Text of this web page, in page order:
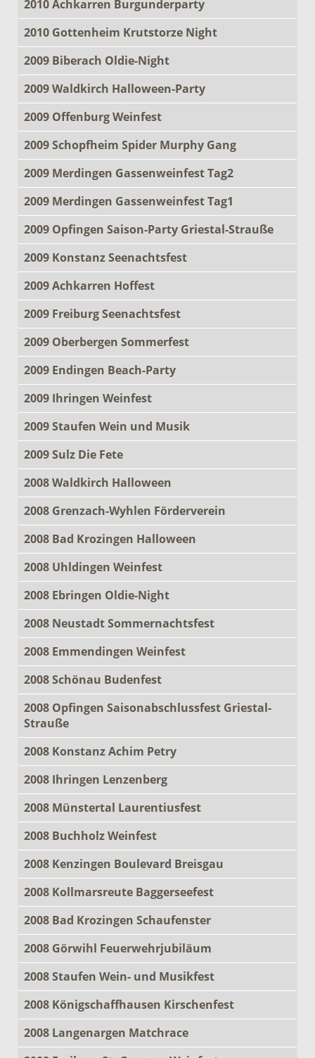
2010 Achkarren Burgunderparty
2010 Gottenheim Krutstorze Night
2009 Biberach Oldie-Night
2009 Waldkirch Halloween-Party
2009 Offenburg Weinfest
2009 Schopfheim Spider Murphy Gang
2009 Merdingen Gassenweinfest Tag2
2009 Merdingen Gassenweinfest Tag1
2009 Opfingen Saison-Party Griestal-Strauße
2009 Konstanz Seenachtsfest
2009 Achkarren Hoffest
2009 Freiburg Seenachtsfest
2009 Oberbergen Sommerfest
2009 Endingen Beach-Party
2009 Ihringen Weinfest
2009 Staufen Wein und Musik
2009 Sulz Die Fete
2008 Waldkirch Halloween
2008 Grenzach-Wyhlen Förderverein
2008 Bad Krozingen Halloween
2008 Uhldingen Weinfest
2008 Ebringen Oldie-Night
2008 Neustadt Sommernachtsfest
2008 Emmendingen Weinfest
2008 Schönau Budenfest
2008 Opfingen Saisonabschlussfest Griestal-
Strauße
2008 Konstanz Achim Petry
2008 Ihringen Lenzenberg
2008 Münstertal Laurentiusfest
2008 Buchholz Weinfest
2008 Kenzingen Boulevard Breisgau
2008 Kollmarsreute Baggerseefest
2008 Bad Krozingen Schaufenster
2008 Görwihl Feuerwehrjubiläum
2008 Staufen Wein- und Musikfest
2008 Königschaffhausen Kirschenfest
2008 Langenargen Matchrace